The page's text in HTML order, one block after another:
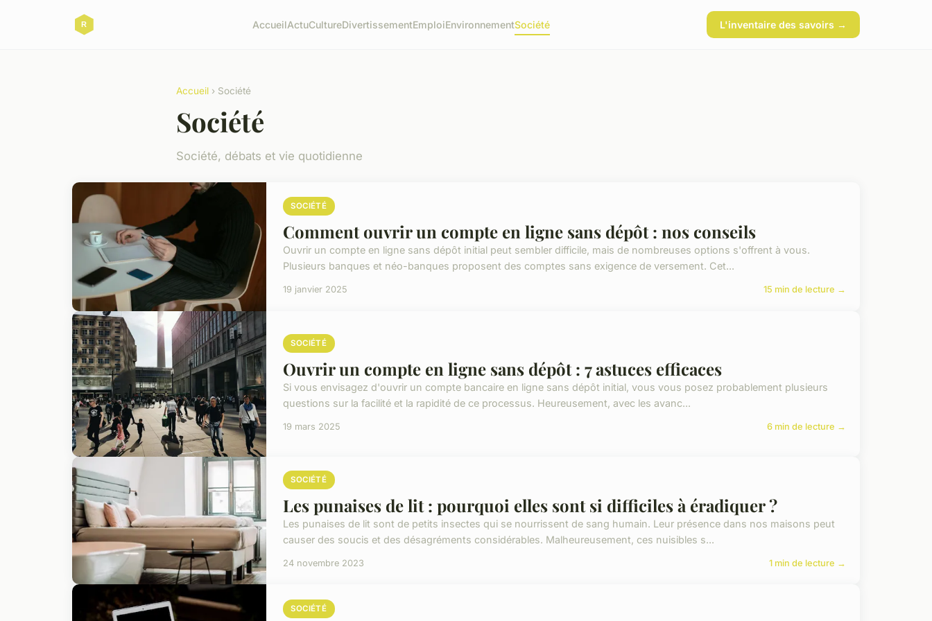
AccueilActuCultureDivertissementEmploiEnvironnementSociété L'inventaire des savoirs →
Accueil › Société
Société
Société, débats et vie quotidienne
SOCIÉTÉ
Comment ouvrir un compte en ligne sans dépôt : nos conseils
Ouvrir un compte en ligne sans dépôt initial peut sembler difficile, mais de nombreuses options s'offrent à vous.
Plusieurs banques et néo-banques proposent des comptes sans exigence de versement. Cet...
19 janvier 2025 15 min de lecture →
SOCIÉTÉ
Ouvrir un compte en ligne sans dépôt : 7 astuces efficaces
Si vous envisagez d'ouvrir un compte bancaire en ligne sans dépôt initial, vous vous posez probablement plusieurs
questions sur la facilité et la rapidité de ce processus. Heureusement, avec les avanc...
19 mars 2025 6 min de lecture →
SOCIÉTÉ
Les punaises de lit : pourquoi elles sont si difficiles à éradiquer ?
Les punaises de lit sont de petits insectes qui se nourrissent de sang humain. Leur présence dans nos maisons peut
causer des soucis et des désagréments considérables. Malheureusement, ces nuisibles s...
24 novembre 2023 1 min de lecture →
SOCIÉTÉ